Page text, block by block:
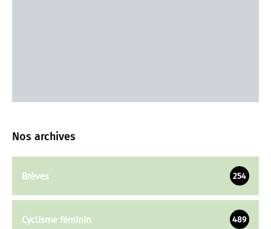
Nos archives
Brèves 254
Cyclisme féminin 489